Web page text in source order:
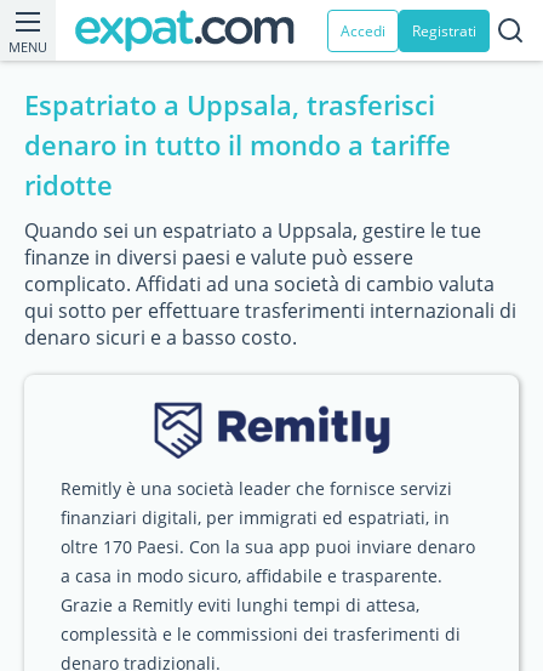
MENU
Accedi Registrati
Espatriato a Uppsala, trasferisci
denaro in tutto il mondo a tariffe
ridotte
Quando sei un espatriato a Uppsala, gestire le tue
finanze in diversi paesi e valute può essere
complicato. Affidati ad una società di cambio valuta
qui sotto per effettuare trasferimenti internazionali di
denaro sicuri e a basso costo.
Remitly è una società leader che fornisce servizi
finanziari digitali, per immigrati ed espatriati, in
oltre 170 Paesi. Con la sua app puoi inviare denaro
a casa in modo sicuro, affidabile e trasparente.
Grazie a Remitly eviti lunghi tempi di attesa,
complessità e le commissioni dei trasferimenti di
denaro tradizionali.